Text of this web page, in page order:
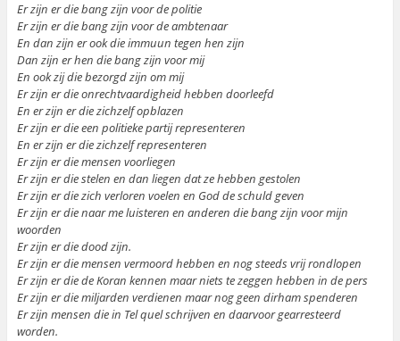
Er zijn er die bang zijn voor de politie
Er zijn er die bang zijn voor de ambtenaar
En dan zijn er ook die immuun tegen hen zijn
Dan zijn er hen die bang zijn voor mij
En ook zij die bezorgd zijn om mij
Er zijn er die onrechtvaardigheid hebben doorleefd
En er zijn er die zichzelf opblazen
Er zijn er die een politieke partij representeren
En er zijn er die zichzelf representeren
Er zijn er die mensen voorliegen
Er zijn er die stelen en dan liegen dat ze hebben gestolen
Er zijn er die zich verloren voelen en God de schuld geven
Er zijn er die naar me luisteren en anderen die bang zijn voor mijn
woorden
Er zijn er die dood zijn.
Er zijn er die mensen vermoord hebben en nog steeds vrij rondlopen
Er zijn er die de Koran kennen maar niets te zeggen hebben in de pers
Er zijn er die miljarden verdienen maar nog geen dirham spenderen
Er zijn mensen die in Tel quel schrijven en daarvoor gearresteerd
worden.